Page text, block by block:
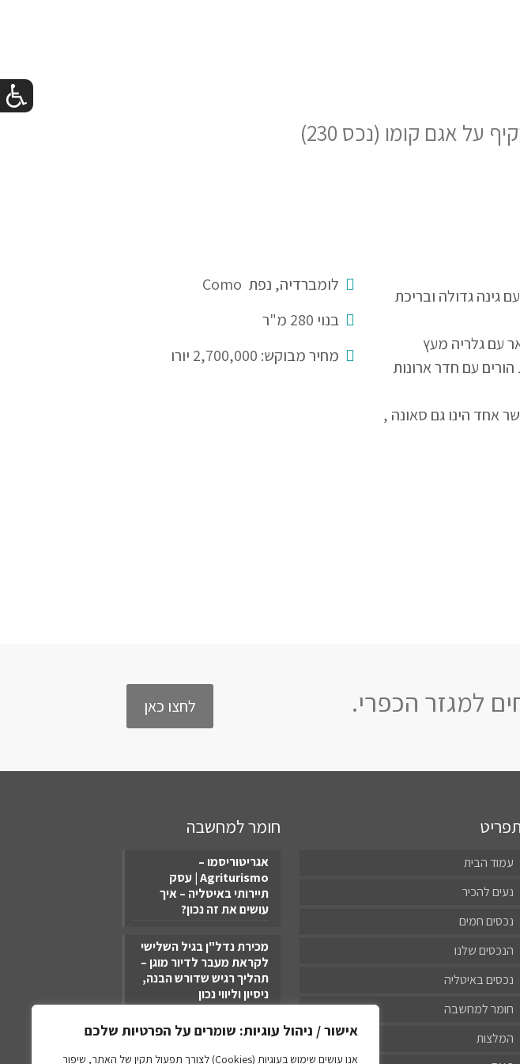
אישור / ניהול עוגיות: שומרים על הפרטיות שלכם
אנו עושים שימוש בעוגיות (Cookies) לצורך תפעול תקין של האתר, שיפור
אגם קומו (נכס 230)
בנייה מאוד גבוה, המשקיף על אגם קומו בשטח של 280 מ"ר עם גינה גדולה ובריכת
עם גלריה מעץ
עם חדר ארונות
עם יציאה לגינה, 2 חדרי רחצה, כאשר אחד הינו גם סאונה ,
לומברדיה, נפת Como
בנוי 280 מ"ר
מחיר מבוקש: 2,700,000 יורו
למגזר הכפרי. לחצו כאן
תפריט
עמוד הבית
נעים להכיר
נכסים חמים
הנכסים שלנו
נכסים באיטליה
חומר למחשבה
המלצות
חומר למחשבה
אגריטוריסמו –
Agriturismo | עסק
תיירותי באיטליה – איך
עושים את זה נכון?
מכירת נדל"ן בגיל השלישי
לקראת מעבר לדיור מוגן –
תהליך רגיש שדורש הבנה,
ניסיון וליווי נכון
איטליה – אומבריה